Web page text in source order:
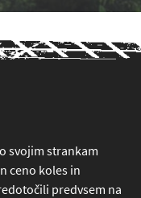
svojim strankam
ceno koles in
predvsem na